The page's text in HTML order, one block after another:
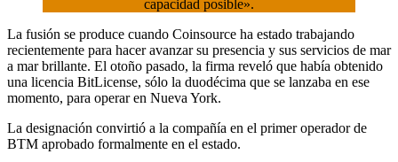
capacidad posible».
La fusión se produce cuando Coinsource ha estado trabajando
recientemente para hacer avanzar su presencia y sus servicios de mar
a mar brillante. El otoño pasado, la firma reveló que había obtenido
una licencia BitLicense, sólo la duodécima que se lanzaba en ese
momento, para operar en Nueva York.
La designación convirtió a la compañía en el primer operador de
BTM aprobado formalmente en el estado.